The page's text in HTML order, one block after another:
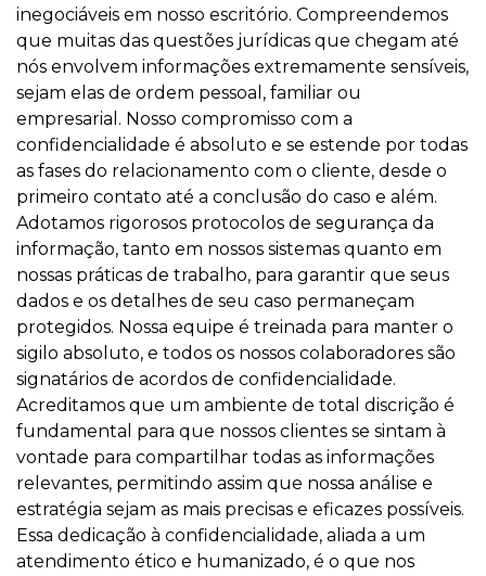
inegociáveis em nosso escritório. Compreendemos
que muitas das questões jurídicas que chegam até
nós envolvem informações extremamente sensíveis,
sejam elas de ordem pessoal, familiar ou
empresarial. Nosso compromisso com a
confidencialidade é absoluto e se estende por todas
as fases do relacionamento com o cliente, desde o
primeiro contato até a conclusão do caso e além.
Adotamos rigorosos protocolos de segurança da
informação, tanto em nossos sistemas quanto em
nossas práticas de trabalho, para garantir que seus
dados e os detalhes de seu caso permaneçam
protegidos. Nossa equipe é treinada para manter o
sigilo absoluto, e todos os nossos colaboradores são
signatários de acordos de confidencialidade.
Acreditamos que um ambiente de total discrição é
fundamental para que nossos clientes se sintam à
vontade para compartilhar todas as informações
relevantes, permitindo assim que nossa análise e
estratégia sejam as mais precisas e eficazes possíveis.
Essa dedicação à confidencialidade, aliada a um
atendimento ético e humanizado, é o que nos